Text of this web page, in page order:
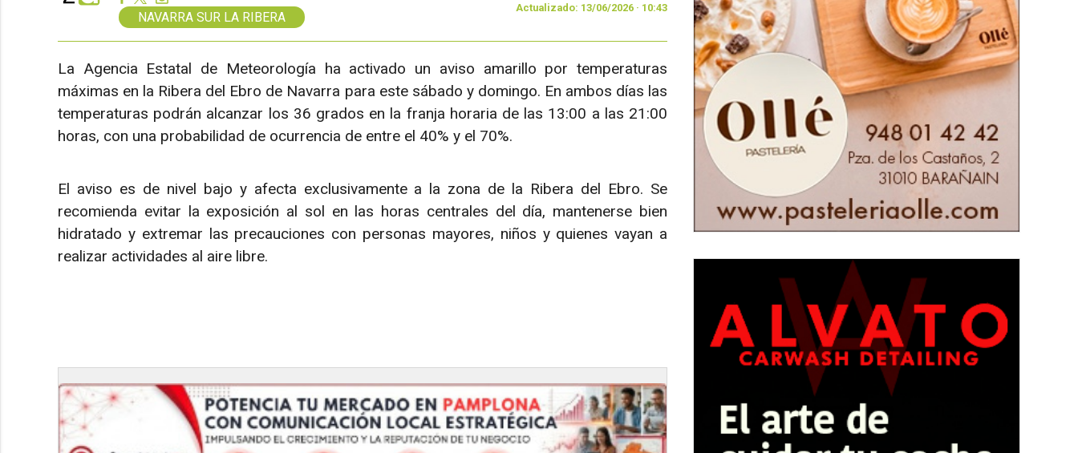
NAVARRA SUR LA RIBERA
Actualizado: 13/06/2026 · 10:43
La Agencia Estatal de Meteorología ha activado un aviso amarillo por temperaturas
máximas en la Ribera del Ebro de Navarra para este sábado y domingo. En ambos días las
temperaturas podrán alcanzar los 36 grados en la franja horaria de las 13:00 a las 21:00
horas, con una probabilidad de ocurrencia de entre el 40% y el 70%.
El aviso es de nivel bajo y afecta exclusivamente a la zona de la Ribera del Ebro. Se
recomienda evitar la exposición al sol en las horas centrales del día, mantenerse bien
hidratado y extremar las precauciones con personas mayores, niños y quienes vayan a
realizar actividades al aire libre.